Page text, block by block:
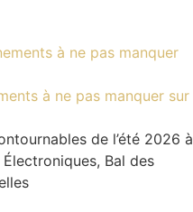
à ne pas manquer sur
de l’été 2026 à
Bal des